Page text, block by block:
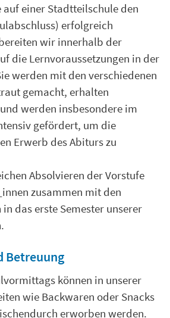
einer Stadtteilschule den
erfolgreich
wir innerhalb der
die Lernvoraussetzungen in der
werden mit den verschiedenen
gemacht, erhalten
werden insbesondere im
gefördert, um die
Erwerb des Abiturs zu
Absolvieren der Vorstufe
zusammen mit den
das erste Semester unserer
Betreuung
können in unserer
wie Backwaren oder Snacks
erworben werden.